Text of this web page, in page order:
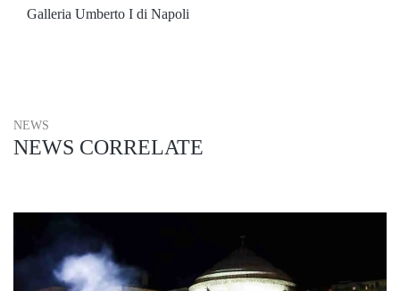
Galleria Umberto I di Napoli
NEWS
NEWS CORRELATE